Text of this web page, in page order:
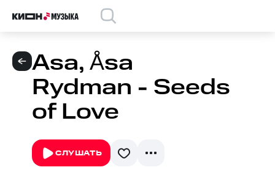
Asa, Åsa
Rydman - Seeds
of Love
СЛУШАТЬ